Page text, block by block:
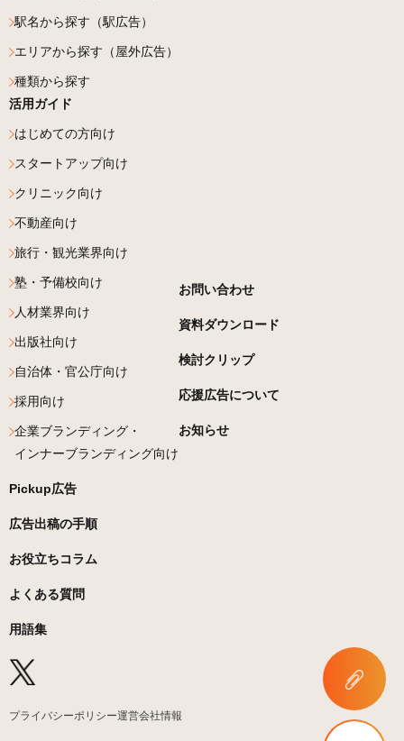
駅名から探す（駅広告）
エリアから探す（屋外広告）
種類から探す
活用ガイド
はじめての方向け
スタートアップ向け
クリニック向け
不動産向け
旅行・観光業界向け
塾・予備校向け
人材業界向け
出版社向け
自治体・官公庁向け
採用向け
企業ブランディング・
インナーブランディング向け
Pickup広告
広告出稿の手順
お役立ちコラム
よくある質問
用語集
お問い合わせ
資料ダウンロード
検討クリップ
応援広告について
お知らせ
プライバシーポリシー運営会社情報